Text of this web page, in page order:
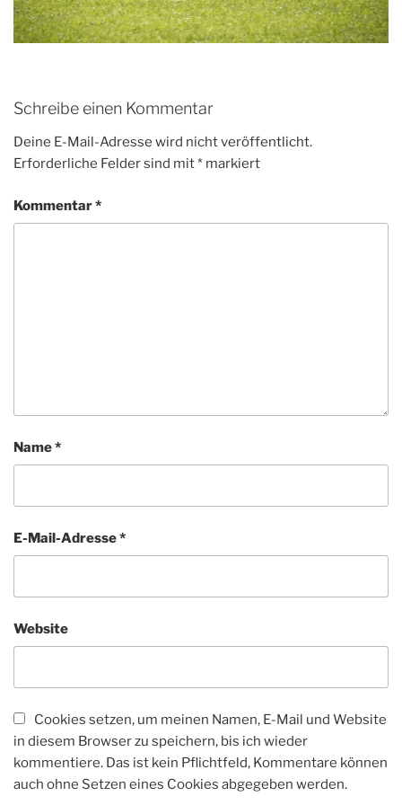
Schreibe einen Kommentar
Deine E-Mail-Adresse wird nicht veröffentlicht.
Erforderliche Felder sind mit* markiert
Kommentar*
Name*
E-Mail-Adresse*
Website
Cookies setzen, um meinen Namen, E-Mail und Website
in diesem Browser zu speichern, bis ich wieder
kommentiere. Das ist kein Pflichtfeld, Kommentare können
auch ohne Setzen eines Cookies abgegeben werden.